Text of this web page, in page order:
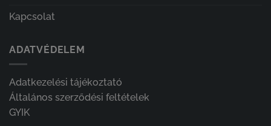
Kapcsolat
ADATVÉDELEM
Adatkezelési tájékoztató
Általános szerződési feltételek
GYIK